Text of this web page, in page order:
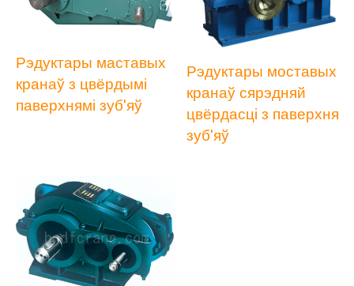
Рэдуктары маставых
кранаў з цвёрдымі
паверхнямі зуб'яў
Рэдуктары моставых
кранаў сярэдняй
цвёрдасці з паверхняй
зуб'яў